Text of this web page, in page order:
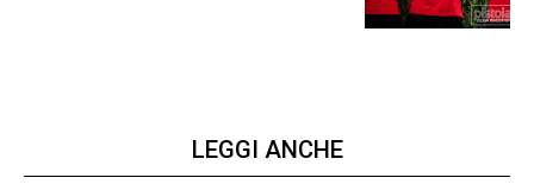
LEGGI ANCHE